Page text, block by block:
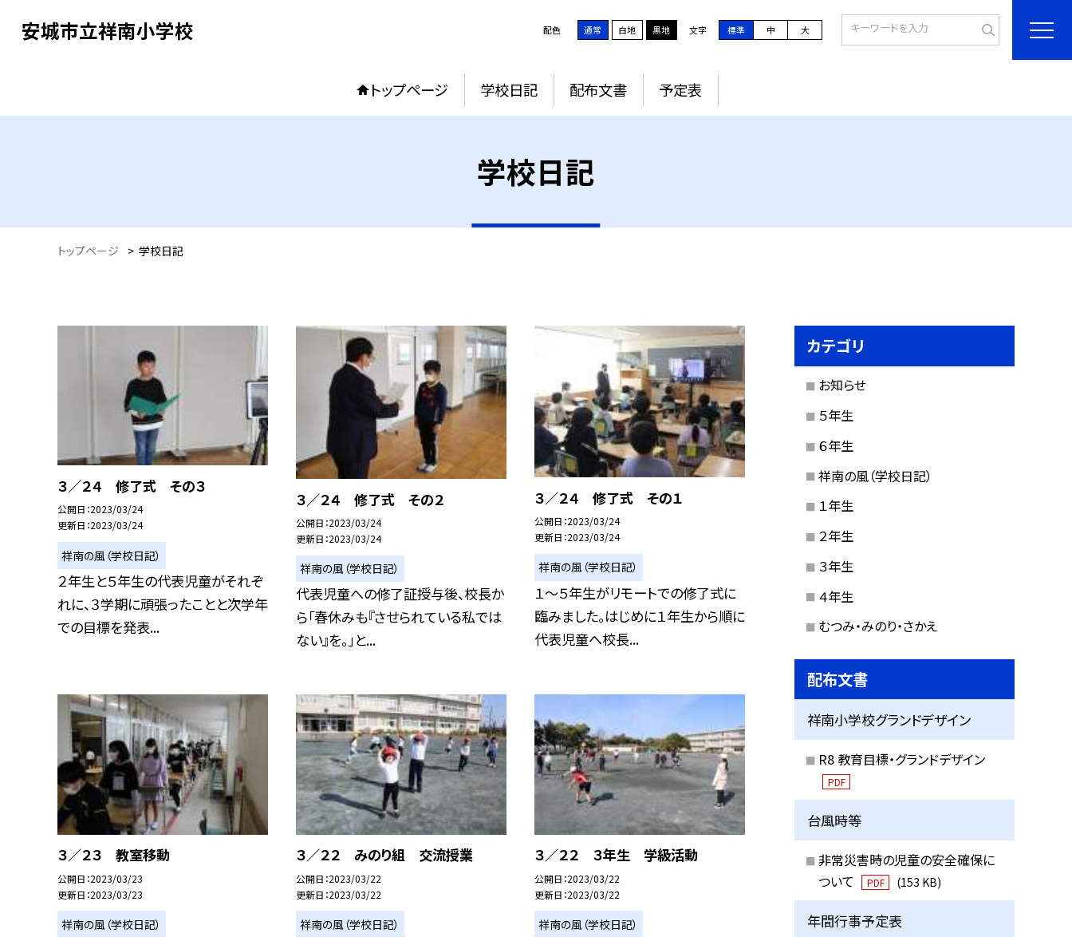
安城市立祥南小学校 配色 通常 白地 黒地 文字 標準 中 大
トップページ 学校日記 配布文書 予定表
学校日記
トップページ > 学校日記
３／２４ 修了式 その３
公開日 2023/03/24
更新日 2023/03/24
祥南の風（学校日記）
２年生と５年生の代表児童がそれぞ
れに、３学期に頑張ったことと次学年
での目標を発表...
３／２４ 修了式 その２
公開日 2023/03/24
更新日 2023/03/24
祥南の風（学校日記）
代表児童への修了証授与後、校長か
ら「春休みも『させられている私では
ない』を。」と...
３／２４ 修了式 その１
公開日 2023/03/24
更新日 2023/03/24
祥南の風（学校日記）
１〜５年生がリモートでの修了式に
臨みました。はじめに１年生から順に
代表児童へ校長...
３／２３ 教室移動
公開日 2023/03/23
更新日 2023/03/23
祥南の風（学校日記）
３／２２ みのり組 交流授業
公開日 2023/03/22
更新日 2023/03/22
祥南の風（学校日記）
３／２２ ３年生 学級活動
公開日 2023/03/22
更新日 2023/03/22
祥南の風（学校日記）
カテゴリ
お知らせ
５年生
６年生
祥南の風（学校日記）
１年生
２年生
３年生
４年生
むつみ・みのり・さかえ
配布文書
祥南小学校グランドデザイン
R8 教育目標・グランドデザイン
PDF
台風時等
非常災害時の児童の安全確保に
ついて
PDF (153 KB)
年間行事予定表